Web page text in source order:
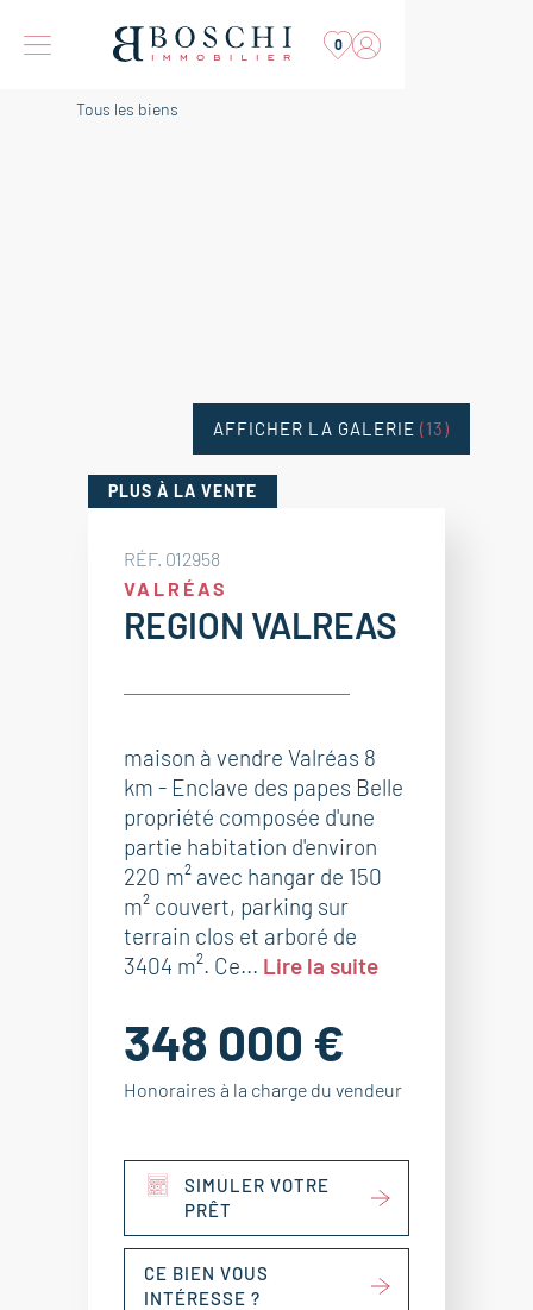
0
Tous les biens
PLUS À LA VENTE
RÉF. 012958
VALRÉAS
REGION VALREAS
maison à vendre Valréas 8
km - Enclave des papes Belle
propriété composée d'une
partie habitation d'environ
220 m² avec hangar de 150
m² couvert, parking sur
terrain clos et arboré de
3404 m². Ce... Lire la suite
348 000 €
Honoraires à la charge du vendeur
SIMULER VOTRE
PRÊT
CE BIEN VOUS
INTÉRESSE ?
AFFICHER LA GALERIE (13)